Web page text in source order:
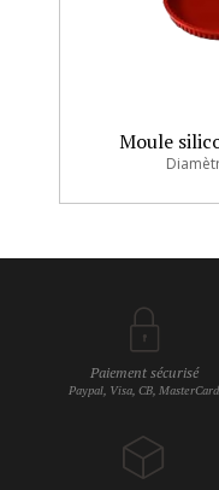
Moule
Paiement sécurisé
Paypal, Visa, CB, MasterCard